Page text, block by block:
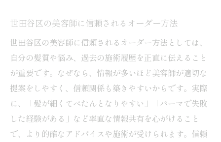
世田谷区の美容師に信頼されるオーダー方法
世田谷区の美容師に信頼されるオーダー方法としては、
自分の髪質や悩み、過去の施術履歴を正直に伝えること
が重要です。なぜなら、情報が多いほど美容師が適切な
提案をしやすく、信頼関係も築きやすいからです。実際
に、「髪が細くてぺたんとなりやすい」「パーマで失敗
した経験がある」など率直な情報共有を心がけること
で、より的確なアドバイスや施術が受けられます。信頼